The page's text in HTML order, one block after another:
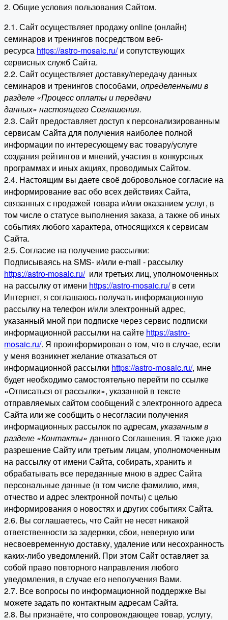
2. Общие условия пользования Сайтом.
2.1. Сайт осуществляет продажу online (онлайн)
семинаров и тренингов посредством веб-
ресурса https://astro-mosaic.ru/и сопутствующих
сервисных служб Сайта.
2.2. Сайт осуществляет доставку/передачу данных
семинаров и тренингов способами, определенными в
разделе «Процесс оплаты и передачи
данных» настоящего Соглашения.
2.3. Сайт предоставляет доступ к персонализированным
сервисам Сайта для получения наиболее полной
информации по интересующему вас товару/услуге
создания рейтингов и мнений, участия в конкурсных
программах и иных акциях, проводимых Сайтом.
2.4. Настоящим вы даете своё добровольное согласие на
информирование вас обо всех действиях Сайта,
связанных с продажей товара и/или оказанием услуг, в
том числе о статусе выполнения заказа, а также об иных
событиях любого характера, относящихся к сервисам
Сайта.
2.5. Согласие на получение рассылки:
Подписываясь на SMS- и/или e-mail - рассылку
https://astro-mosaic.ru/или третьих лиц, уполномоченных
на рассылку от имени https://astro-mosaic.ru/в сети
Интернет, я соглашаюсь получать информационную
рассылку на телефон и/или электронный адрес,
указанный мной при подписке через сервис подписки
информационной рассылки на сайте https://astro-
mosaic.ru/. Я проинформирован о том, что в случае, если
у меня возникнет желание отказаться от
информационной рассылки https://astro-mosaic.ru/, мне
будет необходимо самостоятельно перейти по ссылке
«Отписаться от рассылки», указанной в тексте
отправляемых сайтом сообщений с электронного адреса
Сайта или же сообщить о несогласии получения
информационных рассылок по адресам, указанным в
разделе «Контакты» данного Соглашения. Я также даю
разрешение Сайту или третьим лицам, уполномоченным
на рассылку от имени Сайта, собирать, хранить и
обрабатывать все переданные мною в адрес Сайта
персональные данные (в том числе фамилию, имя,
отчество и адрес электронной почты) с целью
информирования о новостях и других событиях Сайта.
2.6. Вы соглашаетесь, что Сайт не несет никакой
ответственности за задержки, сбои, неверную или
несвоевременную доставку, удаление или несохранность
каких-либо уведомлений. При этом Сайт оставляет за
собой право повторного направления любого
уведомления, в случае его неполучения Вами.
2.7. Все вопросы по информационной поддержке Вы
можете задать по контактным адресам Сайта.
2.8. Вы признаёте, что сопровождающее товар, услугу,